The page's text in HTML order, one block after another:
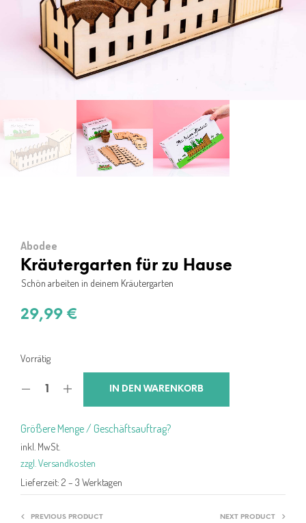
Abodee
Kräutergarten für zu Hause
Schön arbeiten in deinem Kräutergarten
29,99 €
Vorrätig
IN DEN WARENKORB
Größere Menge / Geschäftsauftrag?
inkl. MwSt.
zzgl. Versandkosten
Lieferzeit: 2 – 3 Werktagen
PREVIOUS PRODUCT NEXT PRODUCT